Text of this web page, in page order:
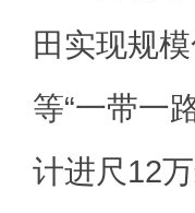
田实现规
等“一带一
计进尺12